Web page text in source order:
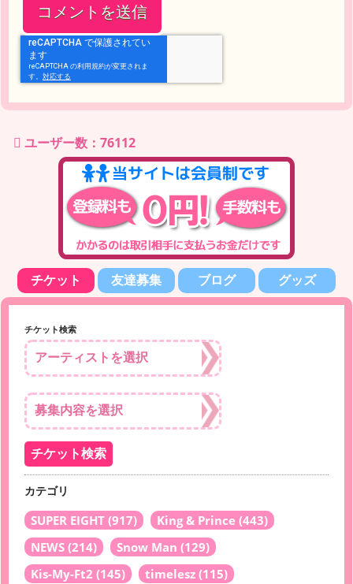
ユーザー数：76112
チケット 友達募集 ブログ グッズ
チケット検索
カテゴリ
SUPER EIGHT (917) King & Prince (443)
NEWS (214) Snow Man (129)
Kis-My-Ft2 (145) timelesz (115)